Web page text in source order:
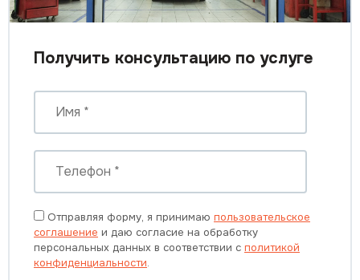
Получить консультацию по услуге
Отправляя форму, я принимаю пользовательское
соглашение и даю согласие на обработку
персональных данных в соответствии с политикой
конфиденциальности.